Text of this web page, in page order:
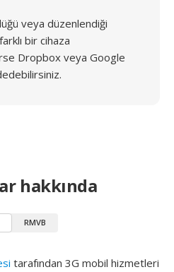
veya düzenlendiği
bir cihaza
Dropbox veya Google
hakkında
RMVB
tarafından 3G mobil hizmetleri